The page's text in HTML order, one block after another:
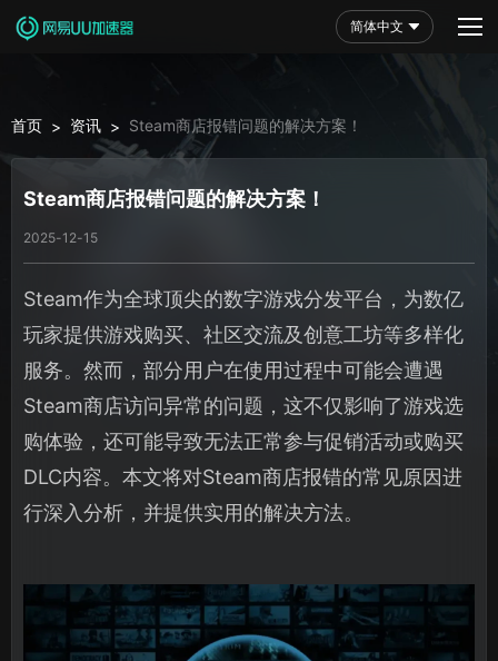
简体中文
首页 > 资讯 > Steam商店报错问题的解决方案！
Steam商店报错问题的解决方案！
2025-12-15
Steam作为全球顶尖的数字游戏分发平台，为数亿
玩家提供游戏购买、社区交流及创意工坊等多样化
服务。然而，部分用户在使用过程中可能会遭遇
Steam商店访问异常的问题，这不仅影响了游戏选
购体验，还可能导致无法正常参与促销活动或购买
DLC内容。本文将对Steam商店报错的常见原因进
行深入分析，并提供实用的解决方法。